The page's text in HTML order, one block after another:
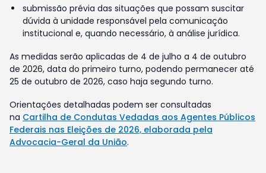
submissão prévia das situações que possam suscitar
dúvida à unidade responsável pela comunicação
institucional e, quando necessário, à análise jurídica.
As medidas serão aplicadas de 4 de julho a 4 de outubro
de 2026, data do primeiro turno, podendo permanecer até
25 de outubro de 2026, caso haja segundo turno.
Orientações detalhadas podem ser consultadas
na Cartilha de Condutas Vedadas aos Agentes Públicos
Federais nas Eleições de 2026, elaborada pela
Advocacia-Geral da União.